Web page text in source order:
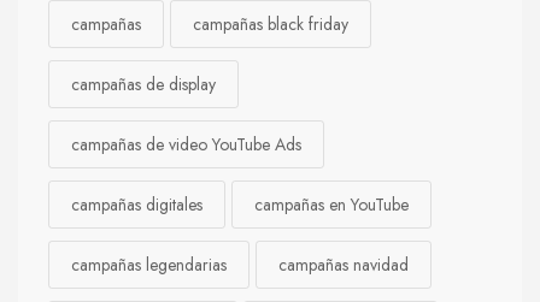
campañas campañas black friday
campañas de display
campañas de video YouTube Ads
campañas digitales campañas en YouTube
campañas legendarias campañas navidad